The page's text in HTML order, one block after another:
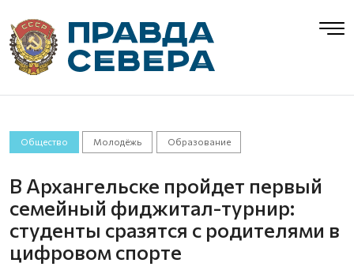
Общество Молодёжь Образование
В Архангельске пройдет первый
семейный фиджитал-турнир:
студенты сразятся с родителями в
цифровом спорте